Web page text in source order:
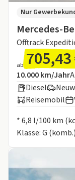
Mercedes-
Nur
ab
Angebotsdetails:
Inklusive
10.000 km/Jahr
Diesel
Reisemobil
* 6,8 l/100 km
Klasse: G (komb.)